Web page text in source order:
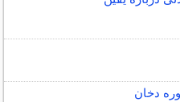
دخان